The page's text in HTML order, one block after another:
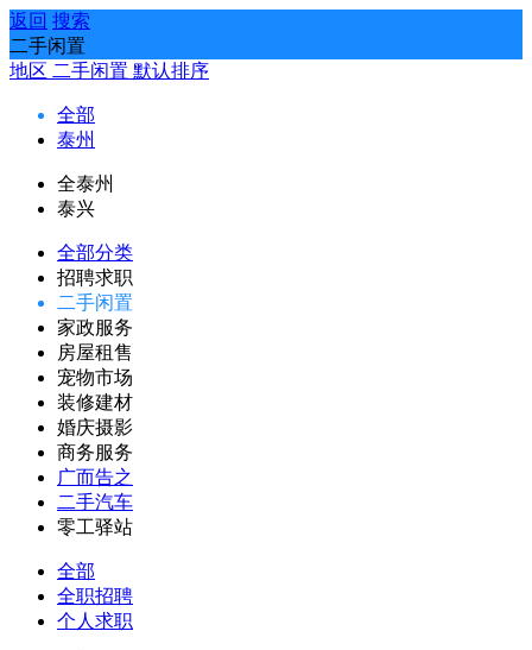
返回 搜索
二手闲置
地区 二手闲置 默认排序
全部
泰州
全泰州
泰兴
全部分类
招聘求职
二手闲置
家政服务
房屋租售
宠物市场
装修建材
婚庆摄影
商务服务
广而告之
二手汽车
零工驿站
全部
全职招聘
个人求职